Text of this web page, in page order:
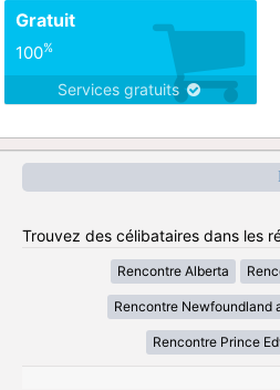
Gratuit
100%
Services gratuits
Trouvez des célibataires dans les
Rencontre Alberta
Rencontre Newfoundland
Rencontre Prince